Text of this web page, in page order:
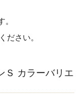
。
ださい。
Ｓ カラーバリエ